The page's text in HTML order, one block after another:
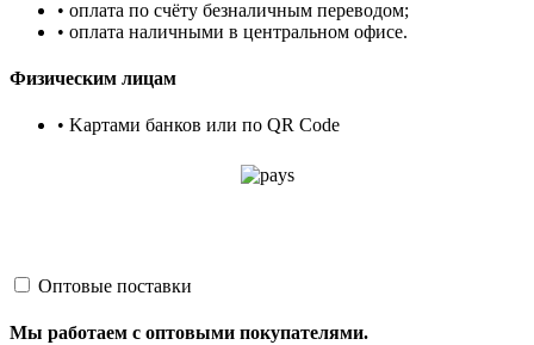
• оплата по счёту безналичным переводом;
• оплата наличными в центральном офисе.
Физическим лицам
• Kартами банков или по QR Code
Оптовые поставки
Мы работаем с оптовыми покупателями.